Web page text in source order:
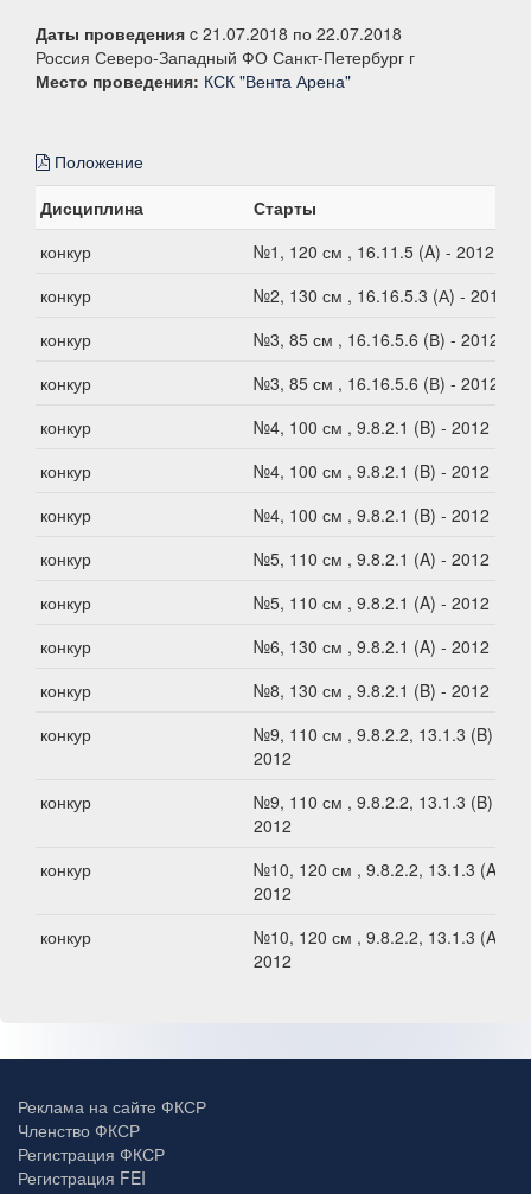
Даты проведения c 21.07.2018 по 22.07.2018
Россия Северо-Западный ФО Санкт-Петербург г
Место проведения: КСК "Вента Арена"
Положение
Дисциплина
Старты
конкур
№1, 120 см , 16.11.5 (A) - 2012
конкур
№2, 130 см , 16.16.5.3 (А) - 2012
конкур
№3, 85 см , 16.16.5.6 (В) - 2012
конкур
№3, 85 см , 16.16.5.6 (В) - 2012
конкур
№4, 100 см , 9.8.2.1 (B) - 2012
конкур
№4, 100 см , 9.8.2.1 (B) - 2012
конкур
№4, 100 см , 9.8.2.1 (B) - 2012
конкур
№5, 110 см , 9.8.2.1 (A) - 2012
конкур
№5, 110 см , 9.8.2.1 (A) - 2012
конкур
№6, 130 см , 9.8.2.1 (A) - 2012
конкур
№8, 130 см , 9.8.2.1 (B) - 2012
конкур
№9, 110 см , 9.8.2.2, 13.1.3 (B) -
2012
конкур
№9, 110 см , 9.8.2.2, 13.1.3 (B) -
2012
конкур
№10, 120 см , 9.8.2.2, 13.1.3 (A) -
2012
конкур
№10, 120 см , 9.8.2.2, 13.1.3 (A) -
2012
Реклама на сайте ФКСР
Членство ФКСР
Регистрация ФКСР
Регистрация FEI